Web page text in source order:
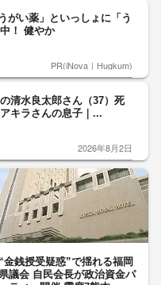
がい薬」といっしょに「う
！ 健やか
PR(iNova｜Hugkum)
清水良太郎さん（37）死
キラさんの息子｜...
2026年8月2日
“金銭授受疑惑”で揺れる福岡
県議会 自民会長が政治資金パ